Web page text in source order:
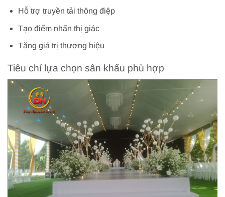
Hỗ trợ truyền tải thông điệp
Tạo điểm nhấn thị giác
Tăng giá trị thương hiệu
Tiêu chí lựa chọn sân khấu phù hợp